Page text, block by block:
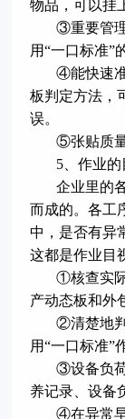
物品，可以挂
③重要管
用“一口标准”
④能快速
板判定方法，
误。
⑤张贴质
5、作业
企业里的
而成的。各工
中，是否有异
这都是作业目
①核查实
产动态板和外
②清楚地
用“一口标准”
③设备负
养记录、设备
④在异常